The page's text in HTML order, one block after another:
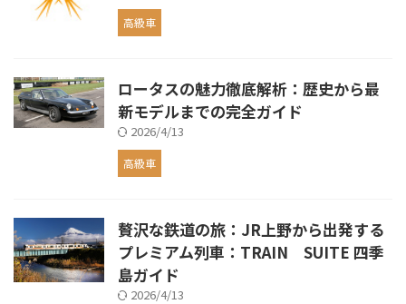
高級車
ロータスの魅力徹底解析：歴史から最
新モデルまでの完全ガイド
2026/4/13
高級車
贅沢な鉄道の旅：JR上野から出発する
プレミアム列車：TRAIN SUITE 四季
島ガイド
2026/4/13